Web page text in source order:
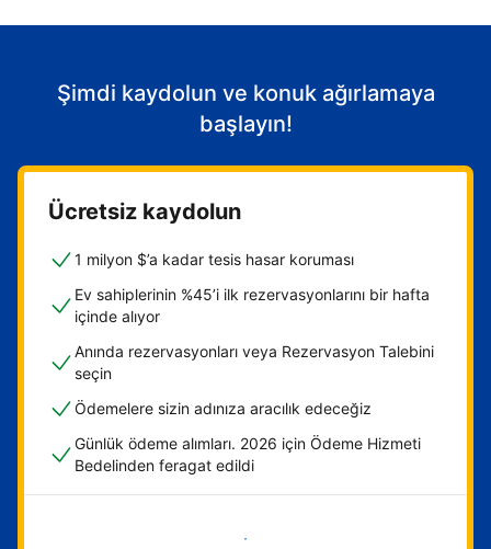
Şimdi kaydolun ve konuk ağırlamaya
başlayın!
Ücretsiz kaydolun
1 milyon $’a kadar tesis hasar koruması
Ev sahiplerinin %45’i ilk rezervasyonlarını bir hafta
içinde alıyor
Anında rezervasyonları veya Rezervasyon Talebini
seçin
Ödemelere sizin adınıza aracılık edeceğiz
Günlük ödeme alımları. 2026 için Ödeme Hizmeti
Bedelinden feragat edildi
Hemen başla